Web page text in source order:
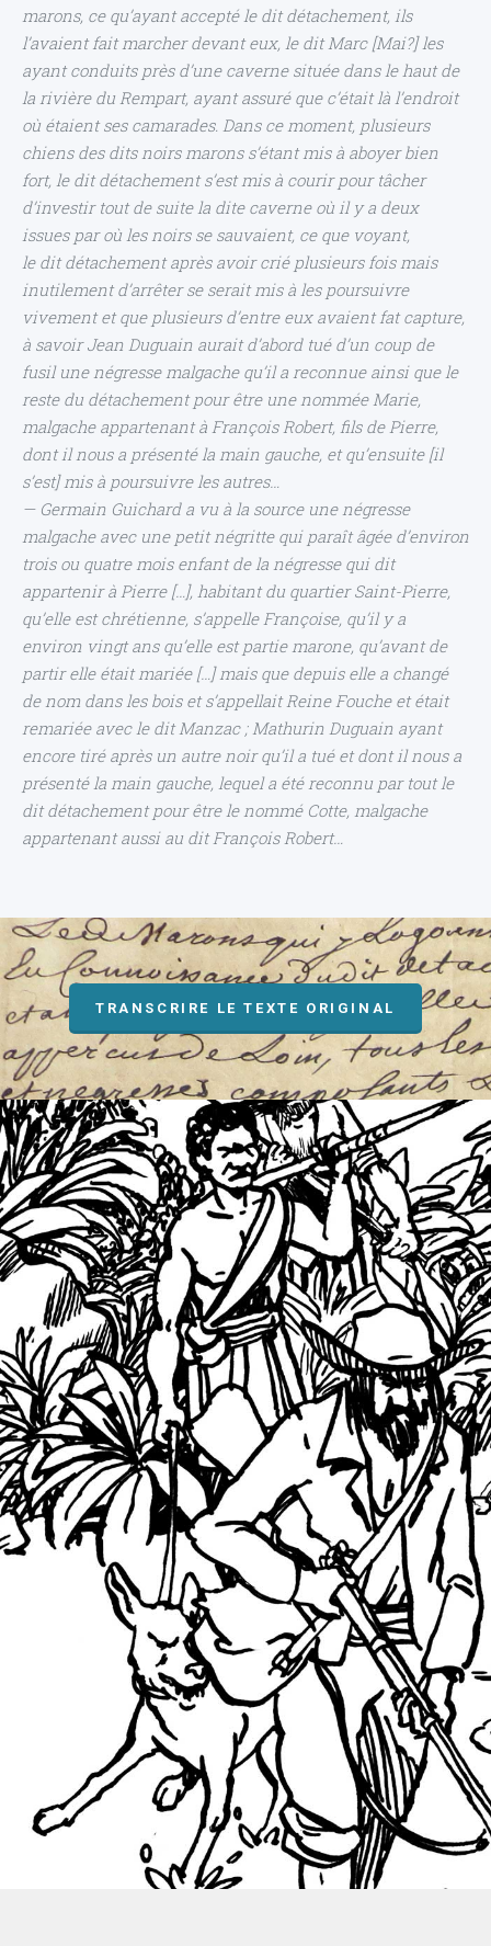
marons, ce qu’ayant accepté le dit détachement, ils
l’avaient fait marcher devant eux, le dit Marc [Mai?] les
ayant conduits près d’une caverne située dans le haut de
la rivière du Rempart, ayant assuré que c’était là l’endroit
où étaient ses camarades. Dans ce moment, plusieurs
chiens des dits noirs marons s’étant mis à aboyer bien
fort, le dit détachement s’est mis à courir pour tâcher
d’investir tout de suite la dite caverne où il y a deux
issues par où les noirs se sauvaient, ce que voyant,
le dit détachement après avoir crié plusieurs fois mais
inutilement d’arrêter se serait mis à les poursuivre
vivement et que plusieurs d’entre eux avaient fat capture,
à savoir Jean Duguain aurait d’abord tué d’un coup de
fusil une négresse malgache qu’il a reconnue ainsi que le
reste du détachement pour être une nommée Marie,
malgache appartenant à François Robert, fils de Pierre,
dont il nous a présenté la main gauche, et qu’ensuite [il
s’est] mis à poursuivre les autres…
— Germain Guichard a vu à la source une négresse
malgache avec une petit négritte qui paraît âgée d’environ
trois ou quatre mois enfant de la négresse qui dit
appartenir à Pierre […], habitant du quartier Saint-Pierre,
qu’elle est chrétienne, s’appelle Françoise, qu’il y a
environ vingt ans qu’elle est partie marone, qu’avant de
partir elle était mariée […] mais que depuis elle a changé
de nom dans les bois et s’appellait Reine Fouche et était
remariée avec le dit Manzac ; Mathurin Duguain ayant
encore tiré après un autre noir qu’il a tué et dont il nous a
présenté la main gauche, lequel a été reconnu par tout le
dit détachement pour être le nommé Cotte, malgache
appartenant aussi au dit François Robert…
TRANSCRIRE LE TEXTE ORIGINAL